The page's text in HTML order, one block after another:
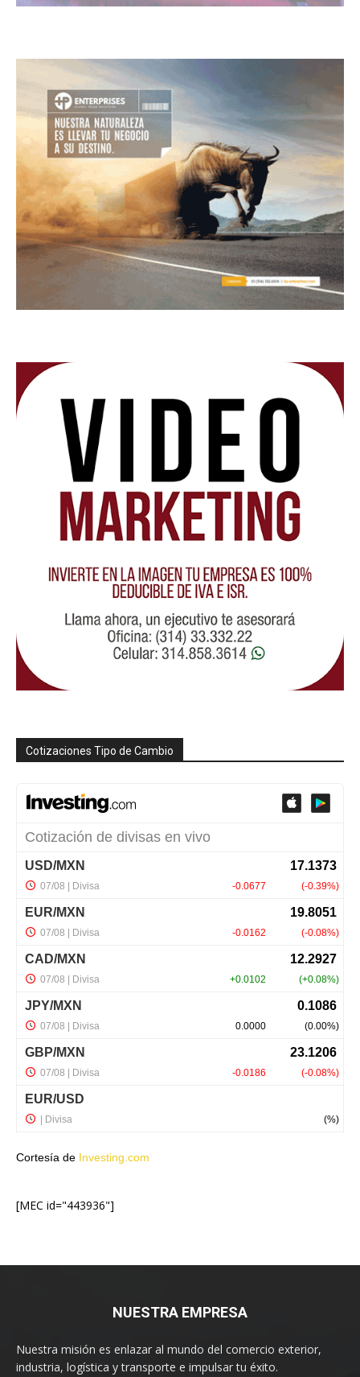
Cotizaciones Tipo de Cambio
Cortesía de Investing.com
[MEC id="443936"]
NUESTRA EMPRESA
Nuestra misión es enlazar al mundo del comercio exterior,
industria, logística y transporte e impulsar tu éxito.